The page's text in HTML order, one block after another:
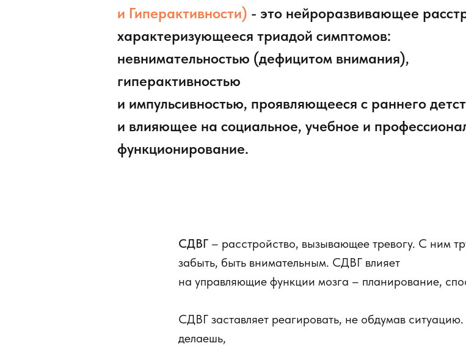
и Гиперактивности) - это нейроразвивающее
характеризующееся триадой симптомов:
невнимательностью (дефицитом внимания),
гиперактивностью
и импульсивностью, проявляющееся с раннего
и влияющее на социальное, учебное и
функционирование.
СДВГ – расстройство, вызывающее тревогу. С ним
забыть, быть внимательным. СДВГ влияет
на управляющие функции мозга – планирование,
СДВГ заставляет реагировать, не обдумав
делаешь,